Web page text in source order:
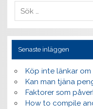
Senaste inläggen
Köp inte länkar
Kan man tjäna
Faktorer som
How to compile